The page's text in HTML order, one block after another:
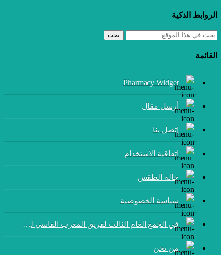
الروابط الذكية
بحث
القائمة
Pharmacy Widget
أرسل مقال
إتصل بنا
اتفاقية الاستخدام
حالة الطقس
سياسة الخصوصية
في الجمع العام الثالث لفريق المغرب الفاسي لكرة القدم:
من نحن